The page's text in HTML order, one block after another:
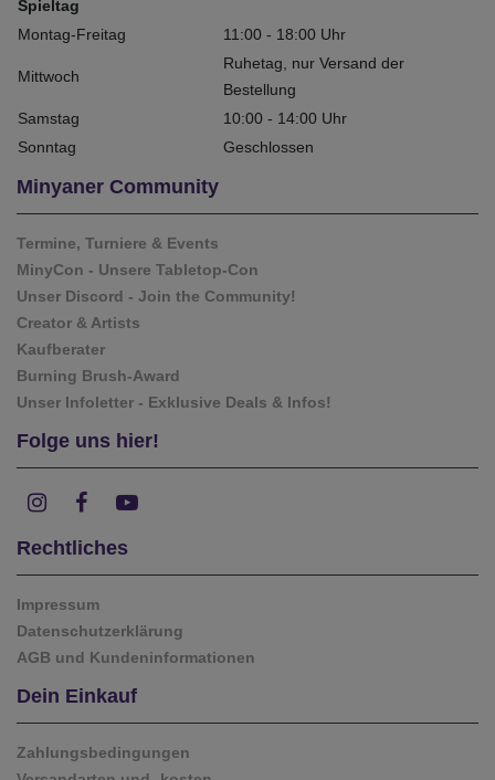
Spieltag
Montag-Freitag 11:00 - 18:00 Uhr
Mittwoch
Ruhetag, nur Versand der
Bestellung
Samstag
10:00 - 14:00 Uhr
Sonntag
Geschlossen
Minyaner Community
Termine, Turniere & Events
MinyCon - Unsere Tabletop-Con
Unser Discord - Join the Community!
Creator & Artists
Kaufberater
Burning Brush-Award
Unser Infoletter - Exklusive Deals & Infos!
Folge uns hier!
Rechtliches
Impressum
Datenschutzerklärung
AGB und Kundeninformationen
Dein Einkauf
Zahlungsbedingungen